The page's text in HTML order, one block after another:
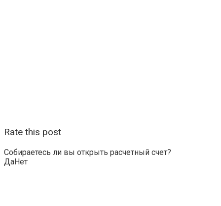
Rate this post
Собираетесь ли вы открыть расчетный счет?
ДаНет